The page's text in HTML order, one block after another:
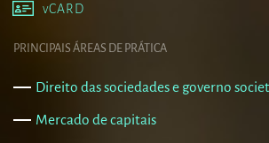
vCARD
PRINCIPAIS ÁREAS DE PRÁTICA
Direito das sociedades e governo
Mercado de capitais